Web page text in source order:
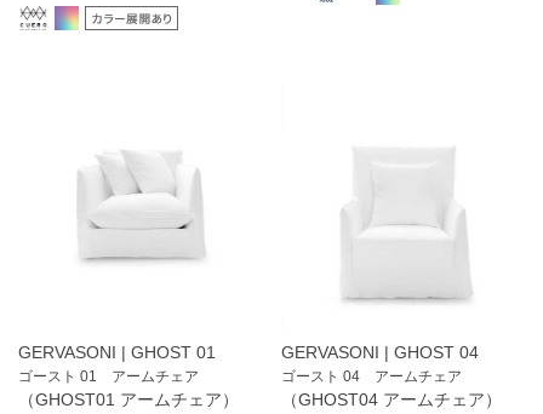
GERVASONI | GHOST 01
ゴースト 01 アームチェア
（GHOST01 アームチェア）
GERVASONI | GHOST 04
ゴースト 04 アームチェア
（GHOST04 アームチェア）